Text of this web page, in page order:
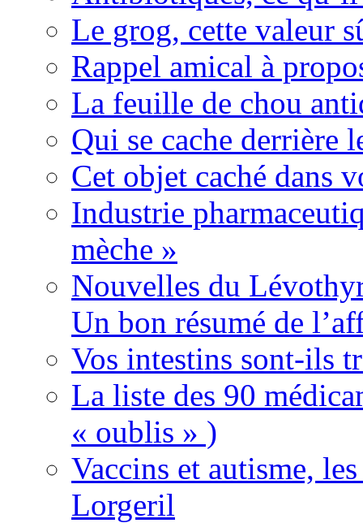
Le grog, cette valeur
Rappel amical à
La feuille de chou
Qui se cache derrière
Cet objet caché dans
Industrie
mèche »
Nouvelles du
Un bon résumé de
Vos intestins sont-ils
La liste des 90
« oublis » )
Vaccins et autisme,
Lorgeril